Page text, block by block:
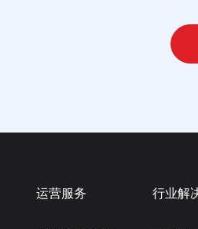
运营服务 行业解